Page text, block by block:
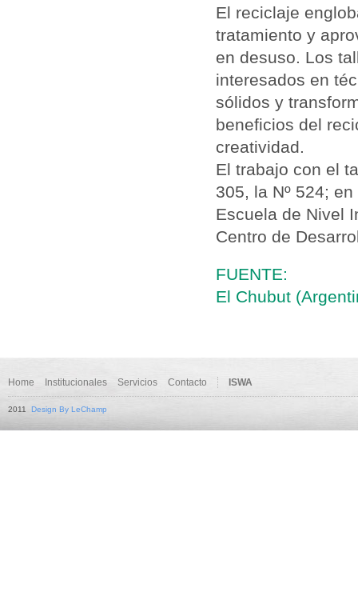
El reciclaje
tratamiento y
en desuso. Los
interesados en
sólidos y
beneficios del
creatividad.
El trabajo con el
305, la Nº 524;
Escuela de Nivel
Centro de
FUENTE:
El Chubut
Home Institucionales Servicios Contacto ISWA
2011 Design By LeChamp